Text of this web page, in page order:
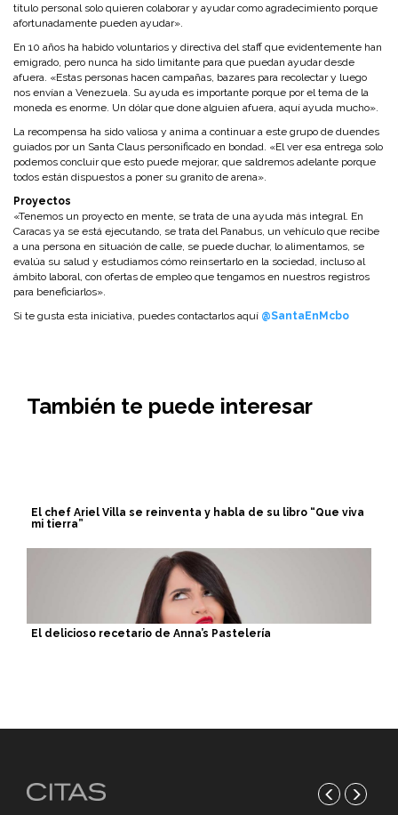
título personal solo quieren colaborar y ayudar como agradecimiento porque
afortunadamente pueden ayudar».
En 10 años ha habido voluntarios y directiva del staff que evidentemente han
emigrado, pero nunca ha sido limitante para que puedan ayudar desde
afuera. «Estas personas hacen campañas, bazares para recolectar y luego
nos envían a Venezuela. Su ayuda es importante porque por el tema de la
moneda es enorme. Un dólar que done alguien afuera, aquí ayuda mucho».
La recompensa ha sido valiosa y anima a continuar a este grupo de duendes
guiados por un Santa Claus personificado en bondad. «El ver esa entrega solo
podemos concluir que esto puede mejorar, que saldremos adelante porque
todos están dispuestos a poner su granito de arena».
Proyectos
«Tenemos un proyecto en mente, se trata de una ayuda más integral. En
Caracas ya se está ejecutando, se trata del Panabus, un vehículo que recibe
a una persona en situación de calle, se puede duchar, lo alimentamos, se
evalúa su salud y estudiamos cómo reinsertarlo en la sociedad, incluso al
ámbito laboral, con ofertas de empleo que tengamos en nuestros registros
para beneficiarlos».
Si te gusta esta iniciativa, puedes contactarlos aquí @SantaEnMcbo
También te puede interesar
El chef Ariel Villa se reinventa y habla de su libro “Que viva
mi tierra”
El delicioso recetario de Anna’s Pastelería